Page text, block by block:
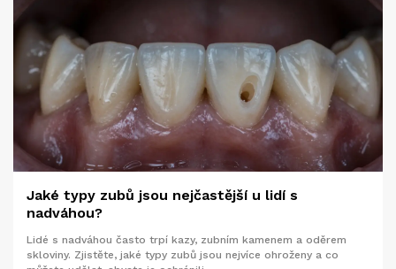
Jaké typy zubů jsou nejčastější u lidí s
nadváhou?
Lidé s nadváhou často trpí kazy, zubním kamenem a oděrem
skloviny. Zjistěte, jaké typy zubů jsou nejvíce ohroženy a co